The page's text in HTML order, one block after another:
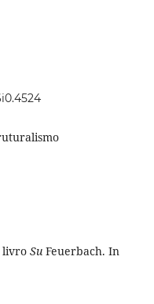
livro SuFeuerbach. In